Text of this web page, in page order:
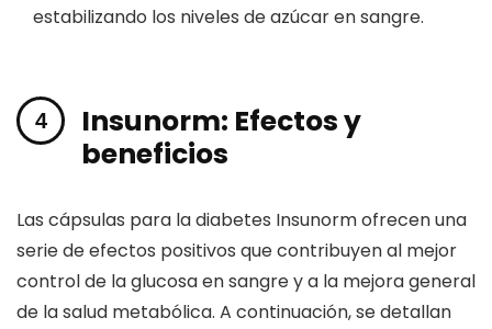
estabilizando los niveles de azúcar en sangre.
Insunorm: Efectos y
beneficios
Las cápsulas para la diabetes Insunorm ofrecen una
serie de efectos positivos que contribuyen al mejor
control de la glucosa en sangre y a la mejora general
de la salud metabólica. A continuación, se detallan